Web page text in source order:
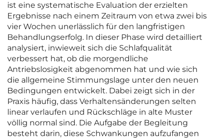
ist eine systematische Evaluation der erzielten
Ergebnisse nach einem Zeitraum von etwa zwei bis
vier Wochen unerlässlich für den langfristigen
Behandlungserfolg. In dieser Phase wird detailliert
analysiert, inwieweit sich die Schlafqualität
verbessert hat, ob die morgendliche
Antriebslosigkeit abgenommen hat und wie sich
die allgemeine Stimmungslage unter den neuen
Bedingungen entwickelt. Dabei zeigt sich in der
Praxis häufig, dass Verhaltensänderungen selten
linear verlaufen und Rückschläge in alte Muster
völlig normal sind. Die Aufgabe der Begleitung
besteht darin, diese Schwankungen aufzufangen